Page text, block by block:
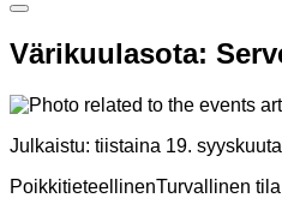
Värikuulasota:
Julkaistu: tiistaina 19.
PoikkitieteellinenTurvallinen tila